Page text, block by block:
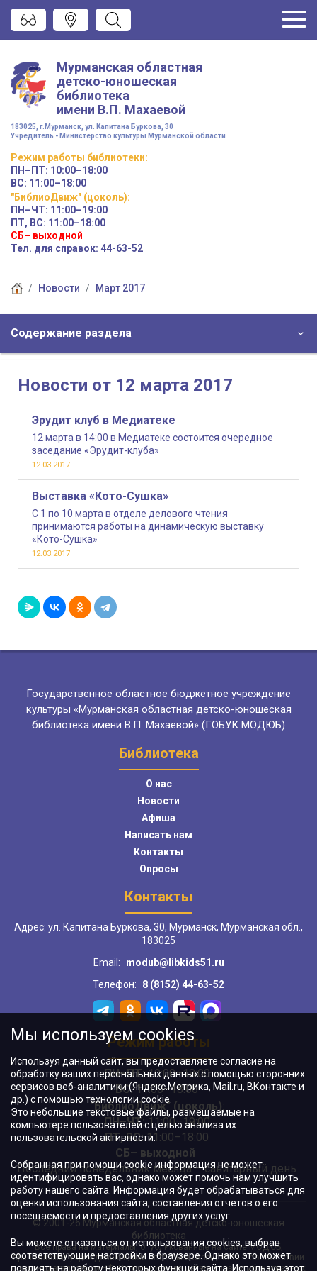
Мурманская областная
детско-юношеская
библиотека
имени В.П. Махаевой
183025, г.Мурманск, ул. Капитана Буркова, 30
Учредитель - Министерство культуры Мурманской области
Режим работы библиотеки:
ПН–ПТ: 10:00–18:00
ВС: 11:00–18:00
"БиблиоДвиж" (цоколь):
ПН–ЧТ: 11:00–19:00
ПТ, ВС: 11:00–18:00
СБ– выходной
Тел. для справок: 44-63-52
Новости Март 2017
Содержание раздела
Новости от 12 марта 2017
Эрудит клуб в Медиатеке
12 марта в 14:00 в Медиатеке состоится очередное
заседание «Эрудит-клуба»
12.03.2017
Выставка «Кото-Сушка»
С 1 по 10 марта в отделе делового чтения
принимаются работы на динамическую выставку
«Кото-Сушка»
12.03.2017
Государственное областное бюджетное учреждение
культуры «Мурманская областная детско-юношеская
библиотека имени В.П. Махаевой» (ГОБУК МОДЮБ)
Библиотека
О нас
Новости
Афиша
Написать нам
Контакты
Опросы
Контакты
Адрес: ул. Капитана Буркова, 30, Мурманск, Мурманская обл.,
183025
Email:
modub@libkids51.ru
Телефон:
8 (8152) 44-63-52
Режим работы
ПН–ПТ:10:00–18:00
ВС:11:00–18:00
"БиблиоДвиж" (цоколь):
ПН–ЧТ:11:00–19:00
ПТ, ВС:11:00–18:00
СБ– выходной
Последний понедельник месяца – санитарный день
© 2001-26 Мурманская областная детско-юношеская
библиотека
Все права на материалы, опубликованные на сайте МОДЮБ,
принадлежат учреждению и/или авторам и охраняются в соответствии
с законодательством РФ. Использование материалов, опубликованных
Мы используем cookies
Используя данный сайт, вы предоставляете согласие на
обработку ваших персональных данных с помощью сторонних
сервисов веб-аналитики (Яндекс.Метрика, Mail.ru, ВКонтакте и
др.) с помощью технологии cookie.
Это небольшие текстовые файлы, размещаемые на
компьютере пользователей с целью анализа их
пользовательской активности.
Собранная при помощи cookie информация не может
идентифицировать вас, однако может помочь нам улучшить
работу нашего сайта. Информация будет обрабатываться для
оценки использования сайта, составления отчетов о его
посещаемости и предоставления других услуг.
Вы можете отказаться от использования cookies, выбрав
соответствующие настройки в браузере. Однако это может
повлиять на работу некоторых функций сайта. Используя этот